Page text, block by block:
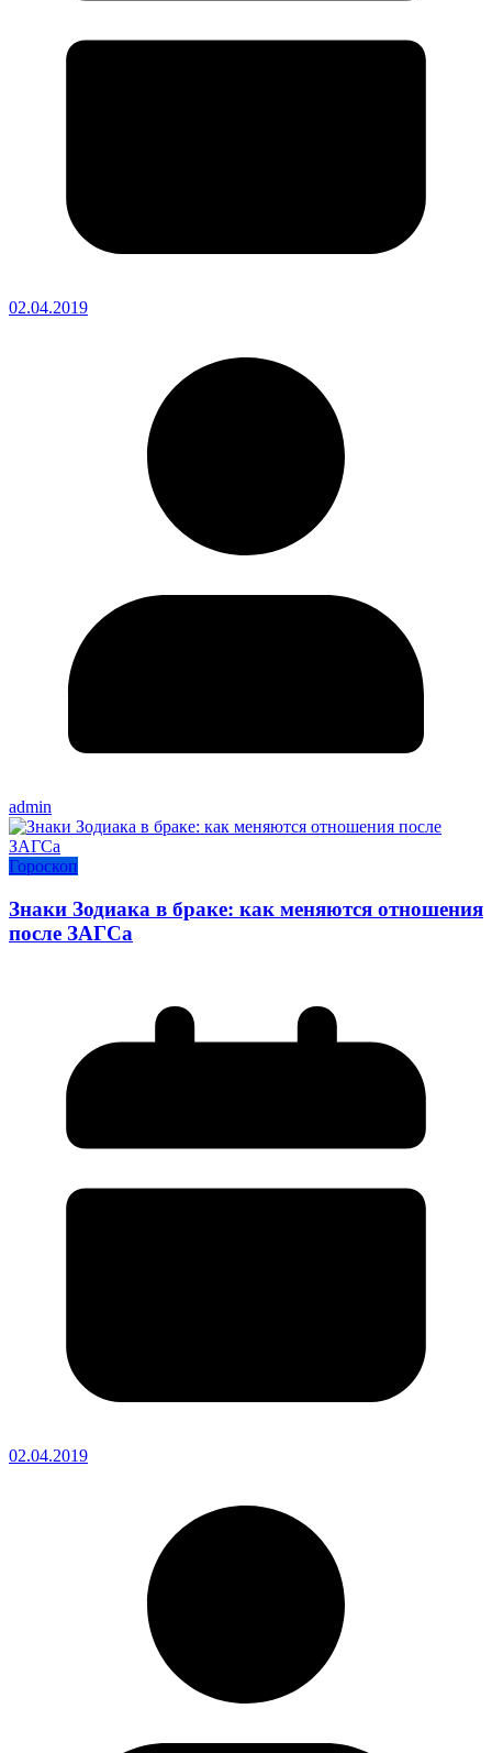
02.04.2019
admin
Гороскоп
Знаки Зодиака в браке: как меняются отношения
после ЗАГСа
02.04.2019